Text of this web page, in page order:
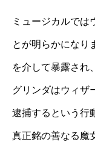
ミュージカルでは
とが明らかになり
を介して暴露され
グリンダはウィザ
逮捕するという行
真正銘の善なる魔